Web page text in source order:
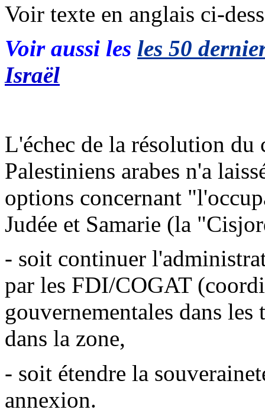
Voir texte en anglais ci-
Voir aussi les les 50
Israël
L'échec de la résolution
Palestiniens arabes n'a
options concernant
Judée et Samarie (la
- soit continuer
par les FDI/COGAT
gouvernementales dans
dans la zone,
- soit étendre la
annexion.